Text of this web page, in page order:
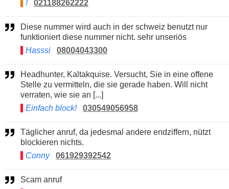
!
021188262222
Diese nummer wird auch in der schweiz benutzt nur
funktioniert diese nummer nicht. sehr unseriös
Hasssi
08004043300
Headhunter, Kaltakquise. Versucht, Sie in eine offene
Stelle zu vermitteln, die sie gerade haben. Will nicht
verraten, wie sie an [...]
Einfach block!
030549056958
Täglicher anruf, da jedesmal andere endziffern, nützt
blockieren nichts.
Conny
061929392542
Scam anruf